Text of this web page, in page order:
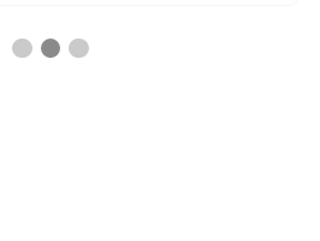
Das sagt Maximilian, Auszubildender
Das sagt Jasmin, Auszubildende
Das sagt Christin,